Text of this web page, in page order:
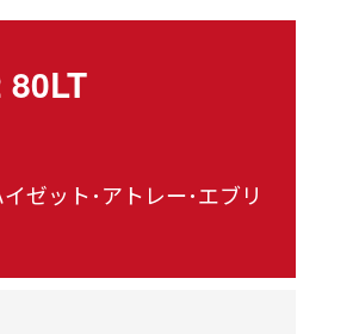
ゼット･アトレー･エブリ